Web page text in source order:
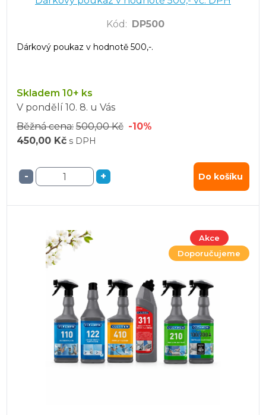
Kód : DP500
Dárkový poukaz v hodnotě 500,-.
Skladem 10+ ks
V pondělí 10. 8. u Vás
Běžná cena: 500,00 Kč -10%
450,00 Kč s DPH
- + Do košíku
Akce
Doporučujeme